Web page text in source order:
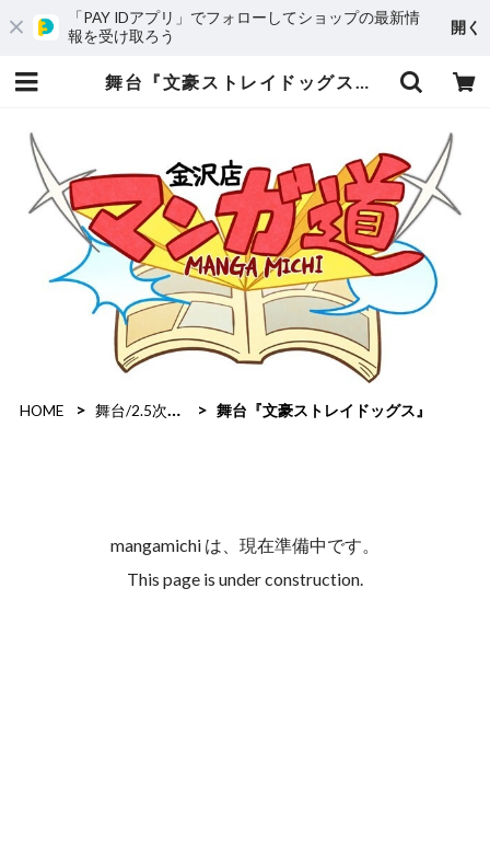
「PAY IDアプリ」でフォローしてショップの最新情
報を受け取ろう
開く
舞台『文豪ストレイドッグス』 | mangamichi
HOME 舞台/2.5次元作品 舞台『文豪ストレイドッグス』
mangamichi は、現在準備中です。
This page is under construction.